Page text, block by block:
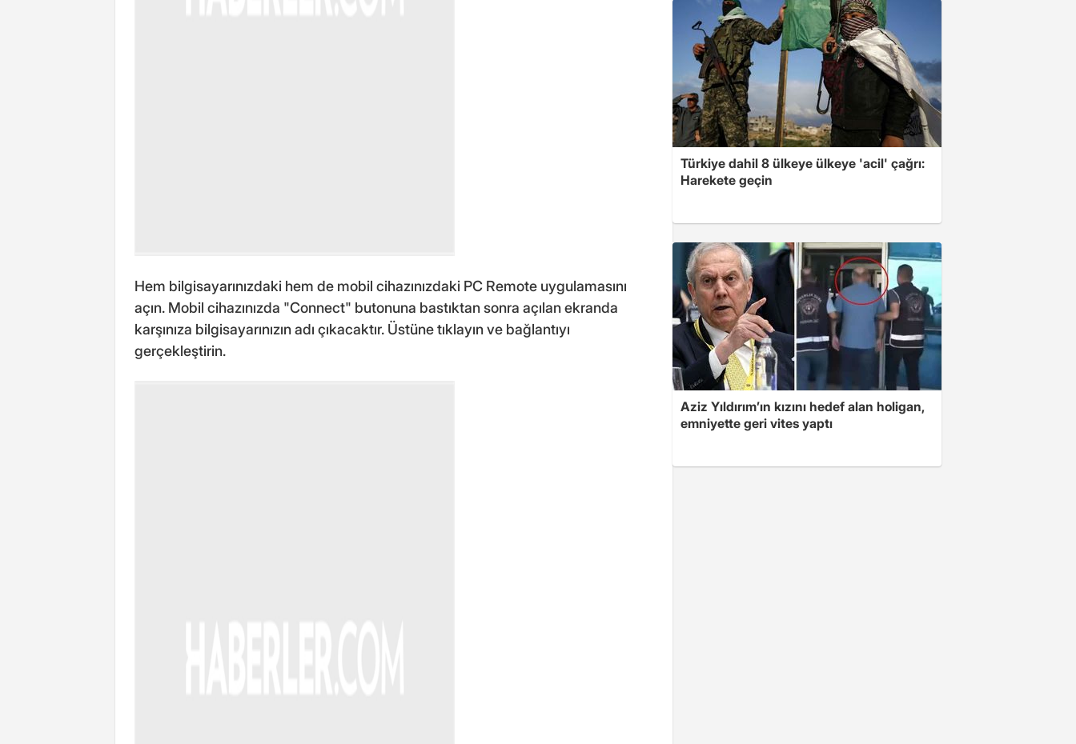
Hem bilgisayarınızdaki hem de mobil cihazınızdaki PC Remote uygulamasını
açın. Mobil cihazınızda "Connect" butonuna bastıktan sonra açılan ekranda
karşınıza bilgisayarınızın adı çıkacaktır. Üstüne tıklayın ve bağlantıyı
gerçekleştirin.
Türkiye dahil 8 ülkeye ülkeye 'acil' çağrı:
Harekete geçin
Aziz Yıldırım’ın kızını hedef alan holigan,
emniyette geri vites yaptı